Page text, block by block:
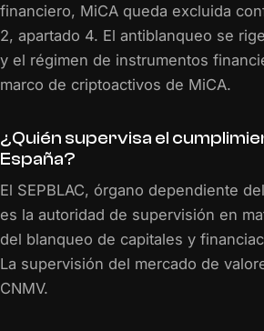
financiero, MiCA queda excluida
2, apartado 4. El antiblanqueo se
y el régimen de instrumentos
marco de criptoactivos de MiCA.
¿Quién supervisa el
España?
El SEPBLAC, órgano dependiente
es la autoridad de supervisión en
del blanqueo de capitales y
La supervisión del mercado de
CNMV.